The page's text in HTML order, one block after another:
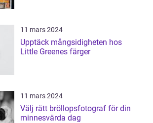
11 mars 2024
Upptäck mångsidigheten hos
Little Greenes färger
11 mars 2024
Välj rätt bröllopsfotograf för din
minnesvärda dag